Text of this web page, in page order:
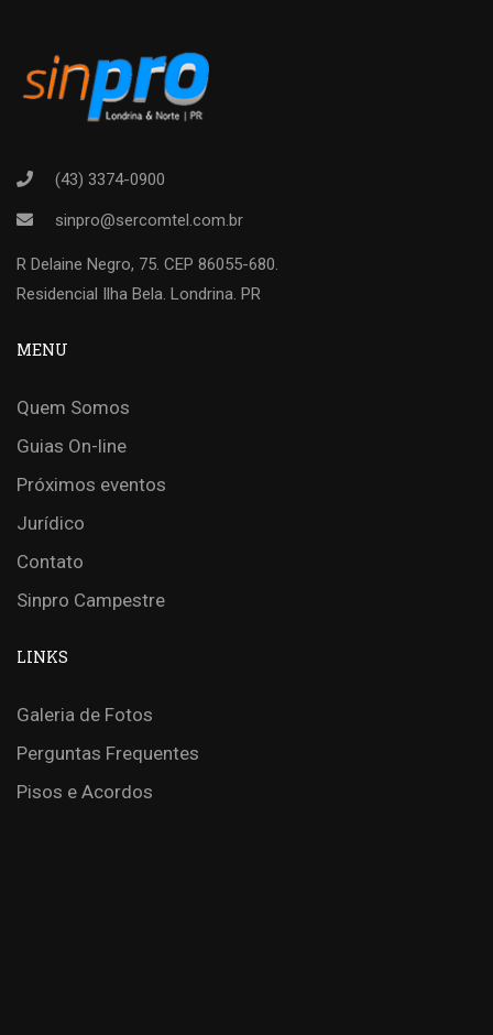
(43) 3374-0900
sinpro@sercomtel.com.br
R Delaine Negro, 75. CEP 86055-680.
Residencial Ilha Bela. Londrina. PR
MENU
Quem Somos
Guias On-line
Próximos eventos
Jurídico
Contato
Sinpro Campestre
LINKS
Galeria de Fotos
Perguntas Frequentes
Pisos e Acordos